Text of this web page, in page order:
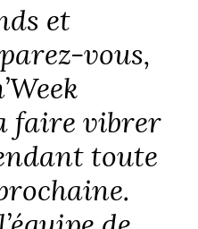
et
vous,
faire vibrer
toute